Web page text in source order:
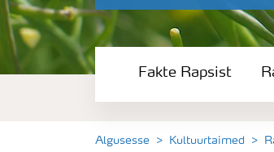
Fakte Rapsist
Saagi kvaliteet
Fakte Rapsist
Algusesse Kultuurtaimed